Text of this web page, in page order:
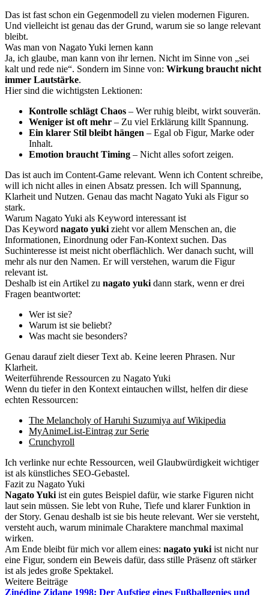
Das ist fast schon ein Gegenmodell zu vielen modernen Figuren.
Und vielleicht ist genau das der Grund, warum sie so lange relevant
bleibt.
Was man von Nagato Yuki lernen kann
Ja, ich glaube, man kann von ihr lernen. Nicht im Sinne von „sei
kalt und rede nie“. Sondern im Sinne von: Wirkung braucht nicht
immer Lautstärke.
Hier sind die wichtigsten Lektionen:
Kontrolle schlägt Chaos – Wer ruhig bleibt, wirkt souverän.
Weniger ist oft mehr – Zu viel Erklärung killt Spannung.
Ein klarer Stil bleibt hängen – Egal ob Figur, Marke oder
Inhalt.
Emotion braucht Timing – Nicht alles sofort zeigen.
Das ist auch im Content-Game relevant. Wenn ich Content schreibe,
will ich nicht alles in einen Absatz pressen. Ich will Spannung,
Klarheit und Nutzen. Genau das macht Nagato Yuki als Figur so
stark.
Warum Nagato Yuki als Keyword interessant ist
Das Keyword nagato yuki zieht vor allem Menschen an, die
Informationen, Einordnung oder Fan-Kontext suchen. Das
Suchinteresse ist meist nicht oberflächlich. Wer danach sucht, will
mehr als nur den Namen. Er will verstehen, warum die Figur
relevant ist.
Deshalb ist ein Artikel zu nagato yuki dann stark, wenn er drei
Fragen beantwortet:
Wer ist sie?
Warum ist sie beliebt?
Was macht sie besonders?
Genau darauf zielt dieser Text ab. Keine leeren Phrasen. Nur
Klarheit.
Weiterführende Ressourcen zu Nagato Yuki
Wenn du tiefer in den Kontext eintauchen willst, helfen dir diese
echten Ressourcen:
The Melancholy of Haruhi Suzumiya auf Wikipedia
MyAnimeList-Eintrag zur Serie
Crunchyroll
Ich verlinke nur echte Ressourcen, weil Glaubwürdigkeit wichtiger
ist als künstliches SEO-Gebastel.
Fazit zu Nagato Yuki
Nagato Yuki ist ein gutes Beispiel dafür, wie starke Figuren nicht
laut sein müssen. Sie lebt von Ruhe, Tiefe und klarer Funktion in
der Story. Genau deshalb ist sie bis heute relevant. Wer sie versteht,
versteht auch, warum minimale Charaktere manchmal maximal
wirken.
Am Ende bleibt für mich vor allem eines: nagato yuki ist nicht nur
eine Figur, sondern ein Beweis dafür, dass stille Präsenz oft stärker
ist als jedes große Spektakel.
Weitere Beiträge
Zinédine Zidane 1998: Der Aufstieg eines Fußballgenies und